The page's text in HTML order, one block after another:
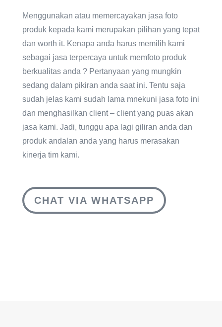
Menggunakan atau memercayakan jasa foto
produk kepada kami merupakan pilihan yang tepat
dan worth it. Kenapa anda harus memilih kami
sebagai jasa terpercaya untuk memfoto produk
berkualitas anda ? Pertanyaan yang mungkin
sedang dalam pikiran anda saat ini. Tentu saja
sudah jelas kami sudah lama mnekuni jasa foto ini
dan menghasilkan client – client yang puas akan
jasa kami. Jadi, tunggu apa lagi giliran anda dan
produk andalan anda yang harus merasakan
kinerja tim kami.
CHAT VIA WHATSAPP